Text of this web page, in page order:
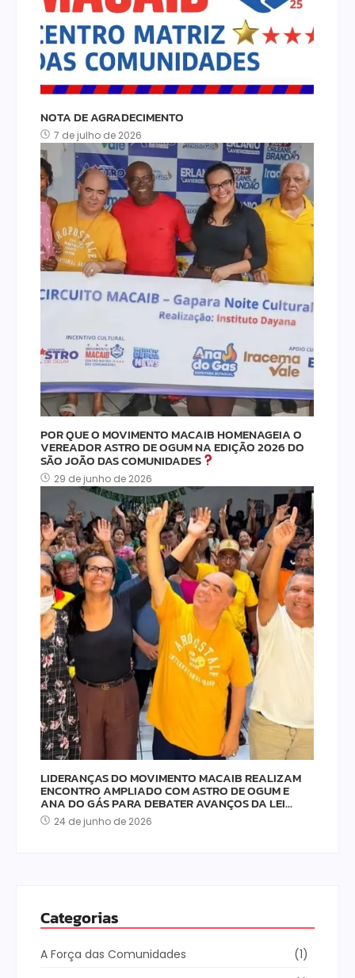
NOTA DE AGRADECIMENTO
7 de julho de 2026
POR QUE O MOVIMENTO MACAIB HOMENAGEIA O
VEREADOR ASTRO DE OGUM NA EDIÇÃO 2026 DO
SÃO JOÃO DAS COMUNIDADES
29 de junho de 2026
LIDERANÇAS DO MOVIMENTO MACAIB REALIZAM
ENCONTRO AMPLIADO COM ASTRO DE OGUM E
ANA DO GÁS PARA DEBATER AVANÇOS DA LEI…
24 de junho de 2026
Categorias
A Força das Comunidades
(1)